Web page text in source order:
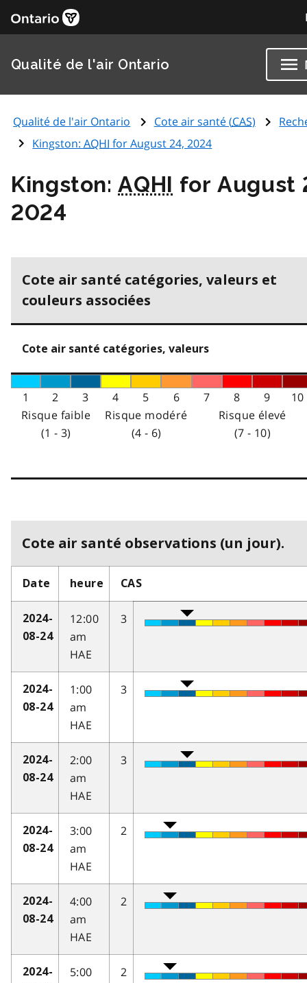
Qualité de l'air Ontario
Qualité de l'air Ontario Cote air santé (CAS)
Kingston:AQHI for August 24, 2024
Kingston:AQHI for August
2024
Cote air santé catégories, valeurs et
couleurs associées
Cote air santé catégories, valeurs
1 2 3 4 5 6 7 8 9
10
Risque faible
(1 - 3)
Risque modéré
(4 - 6)
Risque élevé
(7 - 10)
Cote air santé observations (un jour).
Date heure CAS
2024-
08-24
12:00
am
HAE
3
2024-
08-24
1:00
am
HAE
3
2024-
08-24
2:00
am
HAE
3
2024-
08-24
3:00
am
HAE
2
2024-
08-24
4:00
am
HAE
2
2024-
5:00
2